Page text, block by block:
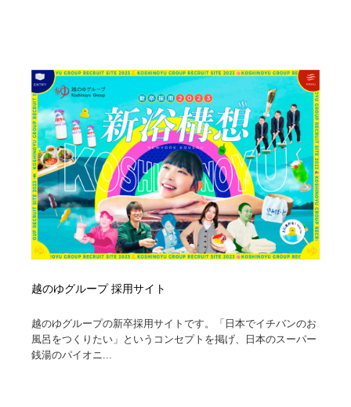
越のゆグループ 採用サイト
越のゆグループの新卒採用サイトです。「日本でイチバンのお
風呂をつくりたい」というコンセプトを掲げ、日本のスーパー
銭湯のパイオニ...